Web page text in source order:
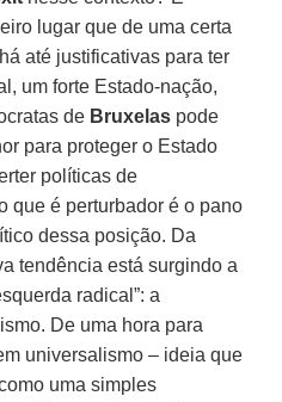
lugar que de uma certa
até justificativas para ter
um forte Estado-nação,
de Bruxelas pode
para proteger o Estado
políticas de
que é perturbador é o pano
dessa posição. Da
tendência está surgindo a
radical”: a
De uma hora para
universalismo – ideia que
uma simples